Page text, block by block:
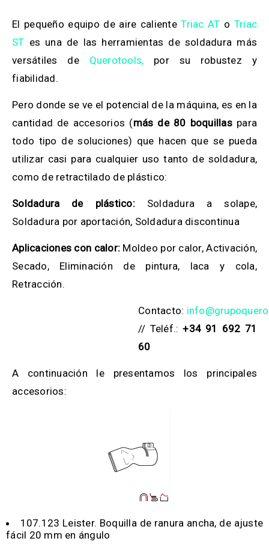
El pequeño equipo de aire calienteTriac AT o Triac
ST es una de las herramientas de soldadura más
versátiles de Querotools, por su robustez y
fiabilidad.
Pero donde se ve el potencial de la máquina, es en la
cantidad de accesorios (más de 80 boquillaspara
todo tipo de soluciones) que hacen que se pueda
utilizar casi para cualquier uso tanto de soldadura,
como de retractilado de plástico:
Soldadura de plástico:Soldadura a solape,
Soldadura por aportación, Soldadura discontinua
Aplicaciones con calor: Moldeo por calor, Activación,
Secado, Eliminación de pintura, laca y cola,
Retracción.
Contacto:
// Teléf.:+34 91 692 71
60
A continuación le presentamos los principales
accesorios:
107.123 Leister. Boquilla de ranura ancha, de ajuste
fácil 20 mm en ángulo